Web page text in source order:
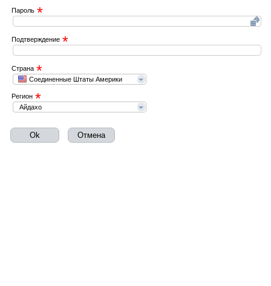
Пароль *
Подтверждение *
Страна *
Соединенные Штаты Америки
Регион *
Айдахо